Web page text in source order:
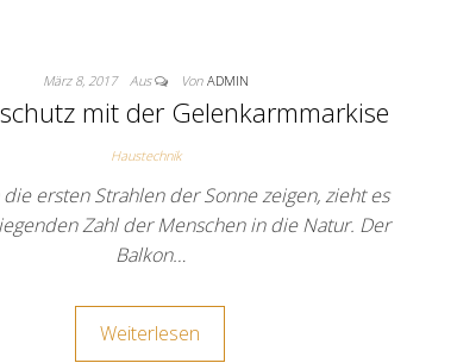
März 8, 2017 Aus Von ADMIN
mit der Gelenkarmmarkise
Haustechnik
die ersten Strahlen der Sonne zeigen, zieht es
Zahl der Menschen in die Natur. Der
Balkon…
Weiterlesen